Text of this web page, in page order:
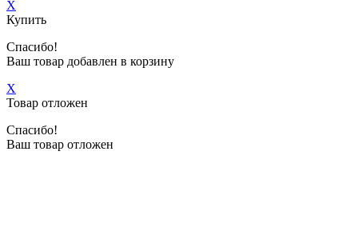
X
Купить
Спасибо!
Ваш товар добавлен в корзину
X
Товар отложен
Спасибо!
Ваш товар отложен